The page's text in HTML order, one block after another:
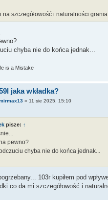
na szczegółowość i naturalności
chyba nie do końca jednak...
is a Mistake
jaka wkładka?
» 11 sie 2025, 15:10
pisze: ↑
pewno?
chyba nie do końca jednak...
103r kupiłem pod
co da mi szczegółowość i